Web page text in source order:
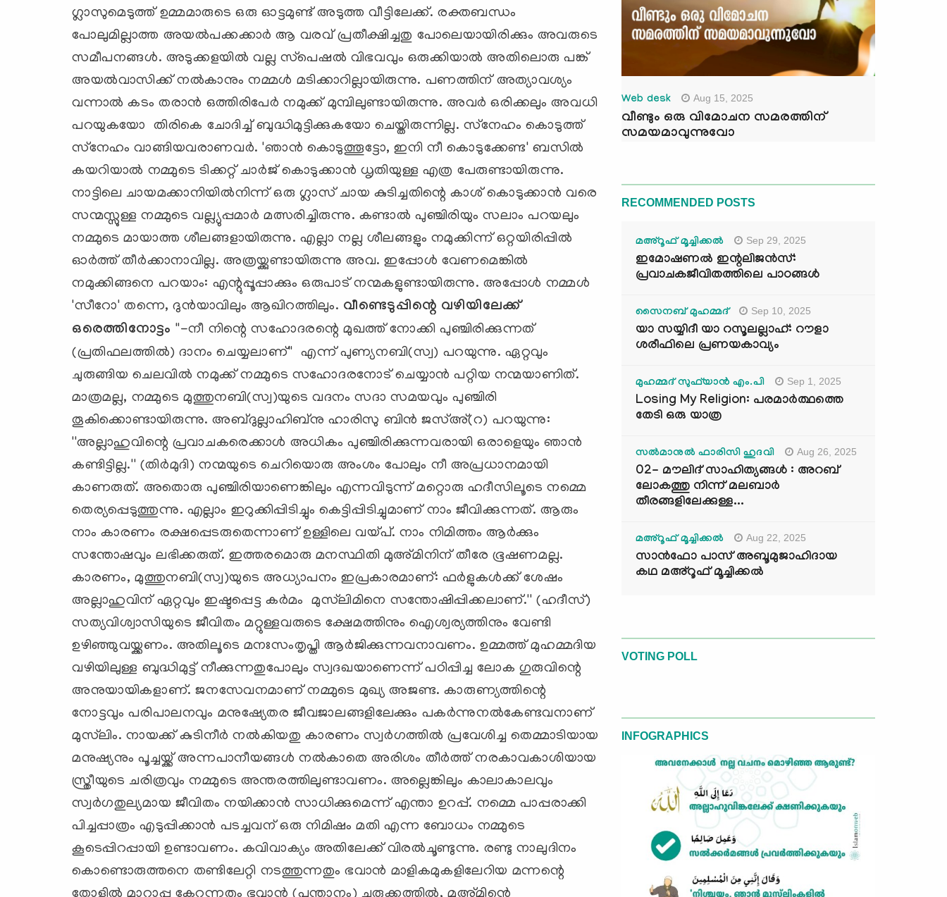
ഗ്ലാസുമെടുത്ത് ഉമ്മമാരുടെ ഒരു ഓട്ടമുണ്ട് അടുത്ത വീട്ടിലേക്ക്. രക്തബന്ധം
പോലുമില്ലാത്ത അയല്‍പക്കക്കാര്‍ ആ വരവ് പ്രതീക്ഷിച്ചതു പോലെയായിരിക്കും അവരുടെ
സമീപനങ്ങള്‍. അടുക്കളയില്‍ വല്ല സ്‌പെഷല്‍ വിഭവവും ഒരുക്കിയാല്‍ അതിലൊരു പങ്ക്
അയല്‍വാസിക്ക് നല്‍കാനും നമ്മള്‍ മടിക്കാറില്ലായിരുന്നു. പണത്തിന് അത്യാവശ്യം
വന്നാല്‍ കടം തരാന്‍ ഒത്തിരിപേര്‍ നമുക്ക് മുമ്പിലുണ്ടായിരുന്നു. അവര്‍ ഒരിക്കലും അവധി
പറയുകയോ തിരികെ ചോദിച്ച് ബുദ്ധിമുട്ടിക്കുകയോ ചെയ്തിരുന്നില്ല. സ്‌നേഹം കൊടുത്ത്
സ്‌നേഹം വാങ്ങിയവരാണവര്‍. 'ഞാന്‍ കൊടുത്തൂട്ടോ, ഇനി നീ കൊടുക്കേണ്ട' ബസില്‍
കയറിയാല്‍ നമ്മുടെ ടിക്കറ്റ് ചാര്‍ജ് കൊടുക്കാന്‍ ധൃതിയുള്ള എത്ര പേരുണ്ടായിരുന്നു.
നാട്ടിലെ ചായമക്കാനിയില്‍നിന്ന് ഒരു ഗ്ലാസ് ചായ കുടിച്ചതിന്റെ കാശ് കൊടുക്കാന്‍ വരെ
സന്മസ്സുള്ള നമ്മുടെ വല്ല്യുപ്പമാര്‍ മത്സരിച്ചിരുന്നു. കണ്ടാല്‍ പുഞ്ചിരിയും സലാം പറയലും
നമ്മുടെ മായാത്ത ശീലങ്ങളായിരുന്നു. എല്ലാ നല്ല ശീലങ്ങളും നമുക്കിന്ന് ഒറ്റയിരിപ്പില്‍
ഓര്‍ത്ത് തീര്‍ക്കാനാവില്ല. അത്രയ്ക്കുണ്ടായിരുന്നു അവ. ഇപ്പോള്‍ വേണമെങ്കില്‍
നമുക്കിങ്ങനെ പറയാം: എന്റുപ്പൂപ്പാക്കും ഒരുപാട് നന്മകളുണ്ടായിരുന്നു. അപ്പോള്‍ നമ്മള്‍
'സീറോ' തന്നെ, ദുന്‍യാവിലും ആഖിറത്തിലും. വീണ്ടെടുപ്പിന്റെ വഴിയിലേക്ക്
ഒരെത്തിനോട്ടം ''-നീ നിന്റെ സഹോദരന്റെ മുഖത്ത് നോക്കി പുഞ്ചിരിക്കുന്നത്
(പ്രതിഫലത്തില്‍) ദാനം ചെയ്യലാണ്'' എന്ന് പുണ്യനബി(സ്വ) പറയുന്നു. ഏറ്റവും
ചുരുങ്ങിയ ചെലവില്‍ നമുക്ക് നമ്മുടെ സഹോദരനോട് ചെയ്യാന്‍ പറ്റിയ നന്മയാണിത്.
മാത്രമല്ല, നമ്മുടെ മുത്തുനബി(സ്വ)യുടെ വദനം സദാ സമയവും പുഞ്ചിരി
തൂകിക്കൊണ്ടായിരുന്നു. അബ്ദുല്ലാഹിബ്‌നു ഹാരിസു ബിന്‍ ജസ്അ്(റ) പറയുന്നു:
''അല്ലാഹുവിന്റെ പ്രവാചകരെക്കാള്‍ അധികം പുഞ്ചിരിക്കുന്നവരായി ഒരാളെയും ഞാന്‍
കണ്ടിട്ടില്ല.'' (തിര്‍മുദി) നന്മയുടെ ചെറിയൊരു അംശം പോലും നീ അപ്രധാനമായി
കാണരുത്. അതൊരു പുഞ്ചിരിയാണെങ്കിലും എന്നവിടുന്ന് മറ്റൊരു ഹദീസിലൂടെ നമ്മെ
തെര്യപ്പെടുത്തുന്നു. എല്ലാം ഇറുക്കിപ്പിടിച്ചും കെട്ടിപ്പിടിച്ചുമാണ് നാം ജീവിക്കുന്നത്. ആരും
നാം കാരണം രക്ഷപ്പെടരുതെന്നാണ് ഉള്ളിലെ വയ്പ്. നാം നിമിത്തം ആര്‍ക്കും
സന്തോഷവും ലഭിക്കരുത്. ഇത്തരമൊരു മനസ്ഥിതി മുഅ്മിനിന് തീരേ ഭൂഷണമല്ല.
കാരണം, മുത്തുനബി(സ്വ)യുടെ അധ്യാപനം ഇപ്രകാരമാണ്: ഫര്‍ളുകള്‍ക്ക് ശേഷം
അല്ലാഹുവിന് ഏറ്റവും ഇഷ്ടപ്പെട്ട കര്‍മം മുസ്‌ലിമിനെ സന്തോഷിപ്പിക്കലാണ്.'' (ഹദീസ്)
സത്യവിശ്വാസിയുടെ ജീവിതം മറ്റുള്ളവരുടെ ക്ഷേമത്തിനും ഐശ്വര്യത്തിനും വേണ്ടി
ഉഴിഞ്ഞുവയ്ക്കണം. അതിലൂടെ മനഃസംതൃപ്തി ആര്‍ജിക്കുന്നവനാവണം. ഉമ്മത്ത് മുഹമ്മദിയ
വഴിയിലുള്ള ബുദ്ധിമുട്ട് നീക്കുന്നതുപോലും സ്വദഖയാണെന്ന് പഠിപ്പിച്ച ലോക ഗുരുവിന്റെ
അനുയായികളാണ്. ജനസേവനമാണ് നമ്മുടെ മുഖ്യ അജണ്ട. കാരുണ്യത്തിന്റെ
നോട്ടവും പരിപാലനവും മനുഷ്യേതര ജീവജാലങ്ങളിലേക്കും പകര്‍ന്നുനല്‍കേണ്ടവനാണ്
മുസ്‌ലിം. നായക്ക് കുടിനീര്‍ നല്‍കിയതു കാരണം സ്വര്‍ഗത്തില്‍ പ്രവേശിച്ച തെമ്മാടിയായ
മനുഷ്യനും പൂച്ചയ്ക്ക് അന്നപാനീയങ്ങള്‍ നല്‍കാതെ അരിശം തീര്‍ത്ത് നരകാവകാശിയായ
സ്ത്രീയുടെ ചരിത്രവും നമ്മുടെ അന്തരത്തിലുണ്ടാവണം. അല്ലെങ്കിലും കാലാകാലവും
സ്വര്‍ഗതുല്യമായ ജീവിതം നയിക്കാന്‍ സാധിക്കുമെന്ന് എന്താ ഉറപ്പ്. നമ്മെ പാപ്പരാക്കി
പിച്ചപ്പാത്രം എടുപ്പിക്കാന്‍ പടച്ചവന് ഒരു നിമിഷം മതി എന്ന ബോധം നമ്മുടെ
കൂടെപ്പിറപ്പായി ഉണ്ടാവണം. കവിവാക്യം അതിലേക്ക് വിരല്‍ചൂണ്ടുന്നു. രണ്ടു നാലുദിനം
കൊണ്ടൊരുത്തനെ തണ്ടിലേറ്റി നടത്തുന്നതും ഭവാന്‍ മാളികമുകളിലേറിയ മന്നന്റെ
Web desk Aug 15, 2025
വീണ്ടും ഒരു വിമോചന സമരത്തിന്
സമയമാവുന്നുവോ
RECOMMENDED POSTS
മഅ്റൂഫ് മൂച്ചിക്കല്‍ Sep 29, 2025
ഇമോഷണൽ ഇന്റലിജൻസ്:
പ്രവാചകജീവിതത്തിലെ പാഠങ്ങൾ
സൈനബ് മുഹമ്മദ് Sep 10, 2025
യാ സയ്യിദീ യാ റസൂലല്ലാഹ്: റൗളാ
ശരീഫിലെ പ്രണയകാവ്യം
മുഹമ്മദ് സുഫ്‌യാൻ എം.പി Sep 1, 2025
Losing My Religion: പരമാർത്ഥത്തെ
തേടി ഒരു യാത്ര
സൽമാനുൽ ഫാരിസി ഹുദവി Aug 26, 2025
02- മൗലിദ് സാഹിത്യങ്ങൾ : അറബ്
ലോകത്തു നിന്ന് മലബാർ
തീരങ്ങളിലേക്കുള്ള...
മഅ്റൂഫ് മൂച്ചിക്കല്‍ Aug 22, 2025
സാൻഫോ പാസ് അബൂമുജാഹിദായ
കഥ മഅ്റൂഫ് മൂച്ചിക്കല്‍
VOTING POLL
INFOGRAPHICS